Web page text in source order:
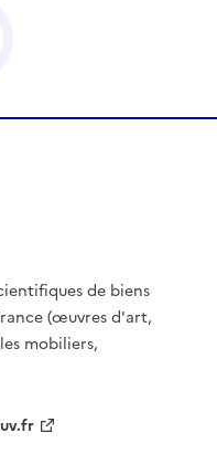
de biens
(œuvres d'art,
mobiliers,